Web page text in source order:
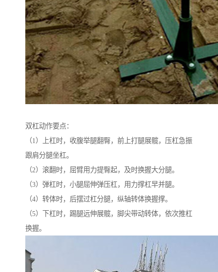
双杠动作要点：
（1）上杠时，收腹举腿翻臀，前上打腿展髋，压杠急振
跟肩分腿坐杠。
（2）滚翻时，屈臂用力提臀起，及时换握大分腿。
（3）弹杠时，小腿屈伸弹压杠，用力撑杠早并腿。
（4）转体时，后摆过杠分腿，纵轴转体换握撑。
（5）下杠时，踢腿远伸展髋，脚尖带动转体，依次推杠
换握。